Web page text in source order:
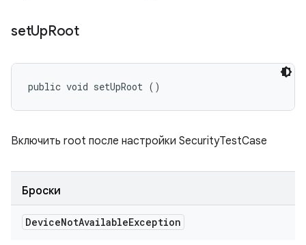
setUpRoot
public void setUpRoot ()
Включить root после настройки SecurityTestCase
Броски
DeviceNotAvailableException